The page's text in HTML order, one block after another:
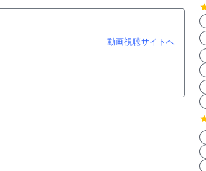
動画視聴サイトへ